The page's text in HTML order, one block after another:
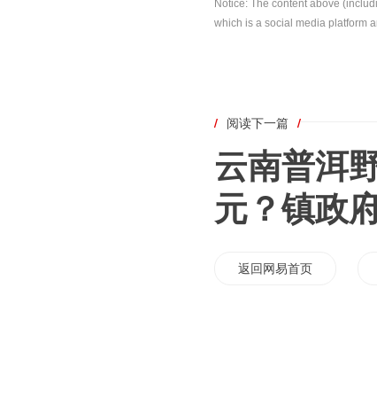
Notice: The content above
which is a social media platform
/ 阅读下一篇 /
云南普洱
元？镇政
返回网易首页